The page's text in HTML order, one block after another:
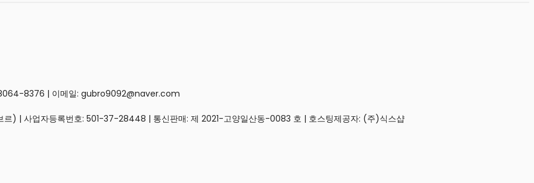
8064-8376 | 이메일: gubro9092@naver.com
르) | 사업자등록번호: 501-37-28448 | 통신판매: 제 2021-고양일산동-0083 호 | 호스팅제공자: (주)식스샵